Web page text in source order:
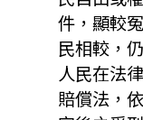
件，顯較
民相較，
人民在法
賠償法，